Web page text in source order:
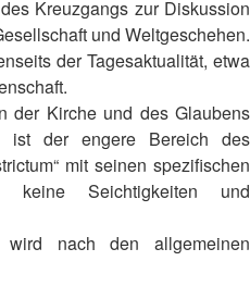
Kreuzgangs zur Diskussion
und Weltgeschehen.
der Tagesaktualität, etwa
der Kirche und des Glaubens
der engere Bereich des
mit seinen spezifischen
Seichtigkeiten und
nach den allgemeinen